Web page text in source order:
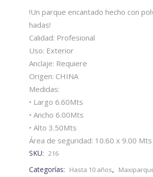
!Un parque encantado hecho con
hadas!
Calidad: Profesional
Uso: Exterior
Anclaje: Requiere
Origen: CHINA
Medidas:
• Largo 6.60Mts
• Ancho 6.00Mts
• Alto 3.50Mts
Área de seguridad: 10.60 x 9.00 Mts
SKU: 216
Categorías: Hasta 10 años,